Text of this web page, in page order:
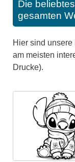
Die
gesamten
Hier sind
am meisten
Drucke).